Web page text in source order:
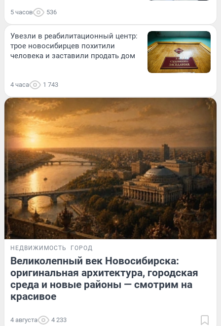
5 часов 536
Увезли в реабилитационный центр:
трое новосибирцев похитили
человека и заставили продать дом
4 часа 1 743
НЕДВИЖИМОСТЬ ГОРОД
Великолепный век Новосибирска:
оригинальная архитектура, городская
среда и новые районы — смотрим на
красивое
4 августа 4 233